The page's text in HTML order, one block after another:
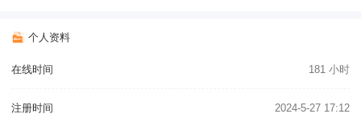
个人资料
在线时间 181 小时
注册时间 2024-5-27 17:12